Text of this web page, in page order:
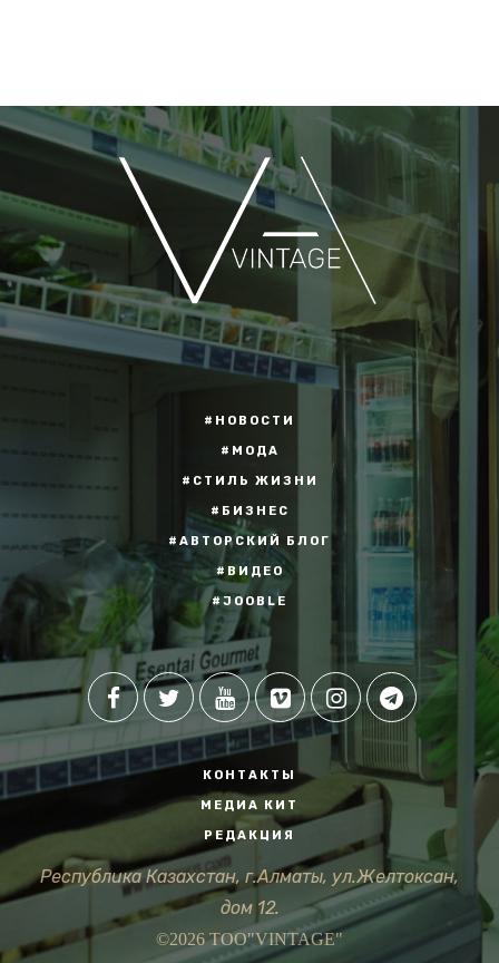
#НОВОСТИ
#МОДА
#СТИЛЬ ЖИЗНИ
#БИЗНЕС
#АВТОРСКИЙ БЛОГ
#ВИДЕО
#JOOBLE
КОНТАКТЫ
МЕДИА КИТ
РЕДАКЦИЯ
Республика Казахстан, г.Алматы, ул.Желтоксан,
дом 12.
©2026 ТОО"VINTAGE"